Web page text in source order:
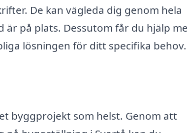
De kan vägleda dig genom hela
på plats. Dessutom får du hjälp
lösningen för ditt specifika behov.
byggprojekt som helst. Genom att